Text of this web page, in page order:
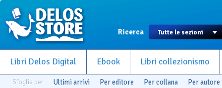
Ricerca
Libri Delos Digital Ebook Libri collezionismo
Sfoglia per Ultimi arrivi Per editore Per collana Per autore